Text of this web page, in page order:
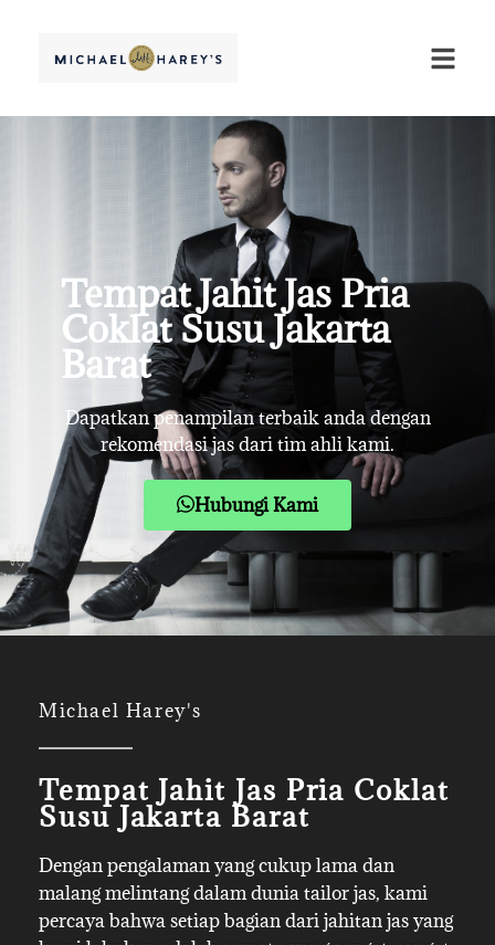
Tempat Jahit Jas Pria
Coklat Susu Jakarta
Barat
Dapatkan penampilan terbaik anda dengan
rekomendasi jas dari tim ahli kami.
Hubungi Kami
Michael Harey's
Tempat Jahit Jas Pria Coklat
Susu Jakarta Barat
Dengan pengalaman yang cukup lama dan
malang melintang dalam dunia tailor jas, kami
percaya bahwa setiap bagian dari jahitan jas yang